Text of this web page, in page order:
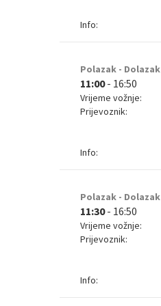
Info:
Polazak - Dolazak
11:00- 16:50
Vrijeme vožnje:
Prijevoznik:
Info:
Polazak - Dolazak
11:30- 16:50
Vrijeme vožnje:
Prijevoznik:
Info: